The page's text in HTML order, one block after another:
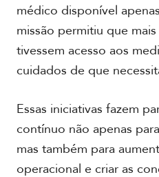
médico disponível
missão permitiu que
tivessem acesso aos
cuidados de que
Essas iniciativas fazem
contínuo não apenas
mas também para
operacional e criar as